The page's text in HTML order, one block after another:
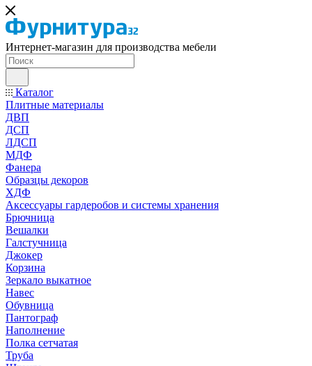
Интернет-магазин для производства мебели
Каталог
Плитные материалы
ДВП
ДСП
ЛДСП
МДФ
Фанера
Образцы декоров
ХДФ
Аксессуары гардеробов и системы хранения
Брючница
Вешалки
Галстучница
Джокер
Корзина
Зеркало выкатное
Навес
Обувница
Пантограф
Наполнение
Полка сетчатая
Труба